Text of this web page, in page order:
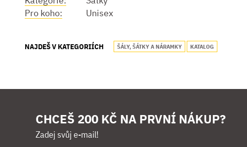
Pro koho:
Unisex
NAJDEŠ V KATEGORIÍCH ŠÁLY, ŠÁTKY A NÁRAMKY KATALOG
CHCEŠ 200 KČ NA PRVNÍ NÁKUP?
Zadej svůj e-mail!